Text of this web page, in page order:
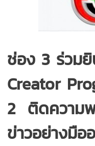
ช่อง 3 ร่วม
Creator
2 ติดความ
ข่าวอย่างมื